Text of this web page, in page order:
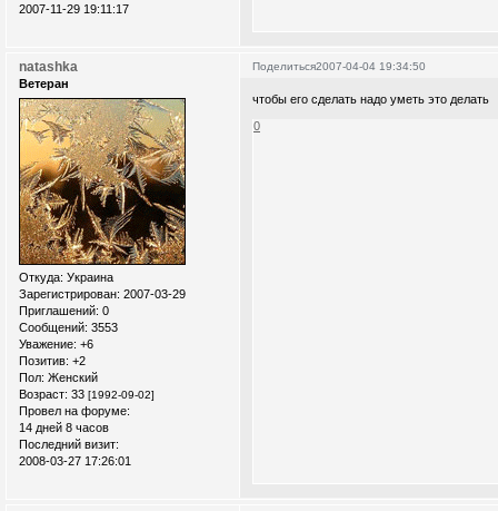
2007-11-29 19:11:17
Поделиться2007-04-04 19:34:50
natashka
Ветеран
Откуда: Украина
Зарегистрирован: 2007-03-29
Приглашений: 0
Сообщений: 3553
Уважение: +6
Позитив: +2
Пол: Женский
Возраст: 33 [1992-09-02]
Провел на форуме:
14 дней 8 часов
Последний визит:
2008-03-27 17:26:01
чтобы его сделать надо уметь это делать
0